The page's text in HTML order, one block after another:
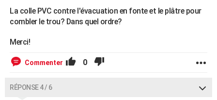
La colle PVC contre l'évacuation en fonte et le plâtre pour
combler le trou? Dans quel ordre?
Merci!
Commenter 0
RÉPONSE 4 / 6